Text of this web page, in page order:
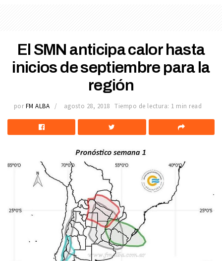
El SMN anticipa calor hasta
inicios de septiembre para la
región
por FM ALBA agosto 28, 2018 Tiempo de lectura: 1 min read